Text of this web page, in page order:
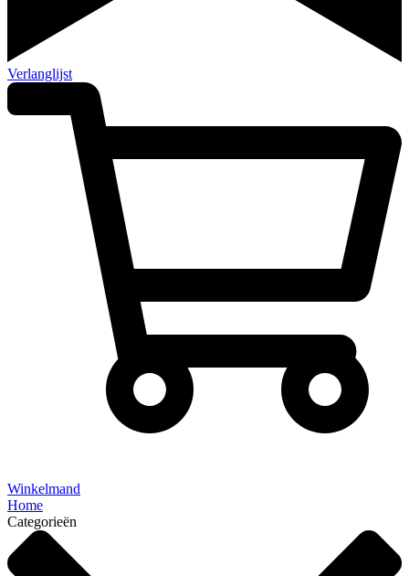
Verlanglijst
Winkelmand
Home
Categorieën